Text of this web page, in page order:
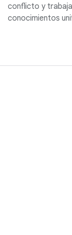
conflicto y
conocimientos